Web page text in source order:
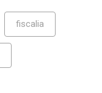
fiscalia